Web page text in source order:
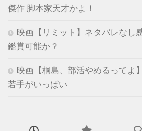
傑作 脚本家天才かよ！
映画【リミット】ネタバレなし
鑑賞可能か？
映画【桐島、部活やめるってよ
若手がいっぱい